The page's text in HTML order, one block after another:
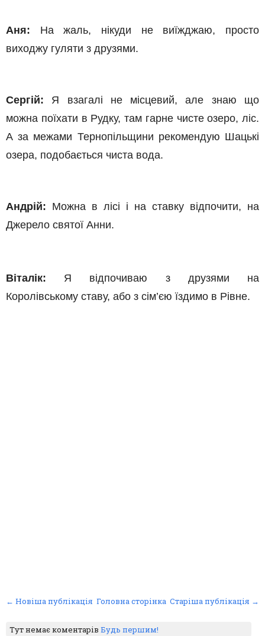
Аня: На жаль, нікуди не виїжджаю, просто
виходжу гуляти з друзями.
Сергій: Я взагалі не місцевий, але знаю що
можна поїхати в Рудку, там гарне чисте озеро, ліс.
А за межами Тернопільщини рекомендую Шацькі
озера, подобається чиста вода.
Андрій: Можна в лісі і на ставку відпочити, на
Джерело святої Анни.
Віталік: Я відпочиваю з друзями на
Королівському ставу, або з сім’єю їздимо в Рівне.
← Новіша публікація Старіша публікація →
Головна сторінка
Тут немає коментарівБудь першим!